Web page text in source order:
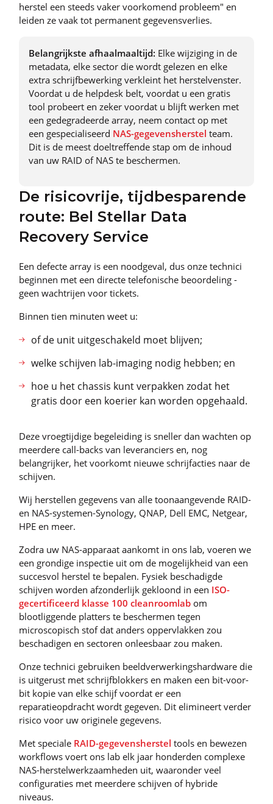
herstel een steeds vaker voorkomend probleem" en
leiden ze vaak tot permanent gegevensverlies.
Belangrijkste afhaalmaaltijd: Elke wijziging in de
metadata, elke sector die wordt gelezen en elke
extra schrijfbewerking verkleint het herstelvenster.
Voordat u de helpdesk belt, voordat u een gratis
tool probeert en zeker voordat u blijft werken met
een gedegradeerde array, neem contact op met
een gespecialiseerd NAS-gegevensherstel team.
Dit is de meest doeltreffende stap om de inhoud
van uw RAID of NAS te beschermen.
De risicovrije, tijdbesparende
route: Bel Stellar Data
Recovery Service
Een defecte array is een noodgeval, dus onze technici
beginnen met een directe telefonische beoordeling -
geen wachtrijen voor tickets.
Binnen tien minuten weet u:
of de unit uitgeschakeld moet blijven;
welke schijven lab-imaging nodig hebben; en
hoe u het chassis kunt verpakken zodat het
gratis door een koerier kan worden opgehaald.
Deze vroegtijdige begeleiding is sneller dan wachten op
meerdere call-backs van leveranciers en, nog
belangrijker, het voorkomt nieuwe schrijfacties naar de
schijven.
Wij herstellen gegevens van alle toonaangevende RAID-
en NAS-systemen-Synology, QNAP, Dell EMC, Netgear,
HPE en meer.
Zodra uw NAS-apparaat aankomt in ons lab, voeren we
een grondige inspectie uit om de mogelijkheid van een
succesvol herstel te bepalen. Fysiek beschadigde
schijven worden afzonderlijk gekloond in een ISO-
gecertificeerd klasse 100 cleanroomlab om
blootliggende platters te beschermen tegen
microscopisch stof dat anders oppervlakken zou
beschadigen en sectoren onleesbaar zou maken.
Onze technici gebruiken beeldverwerkingshardware die
is uitgerust met schrijfblokkers en maken een bit-voor-
bit kopie van elke schijf voordat er een
reparatieopdracht wordt gegeven. Dit elimineert verder
risico voor uw originele gegevens.
Met speciale RAID-gegevensherstel tools en bewezen
workflows voert ons lab elk jaar honderden complexe
NAS-herstelwerkzaamheden uit, waaronder veel
configuraties met meerdere schijven of hybride
niveaus.